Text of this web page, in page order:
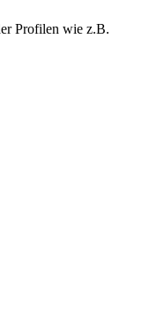
Profilen wie z.B.